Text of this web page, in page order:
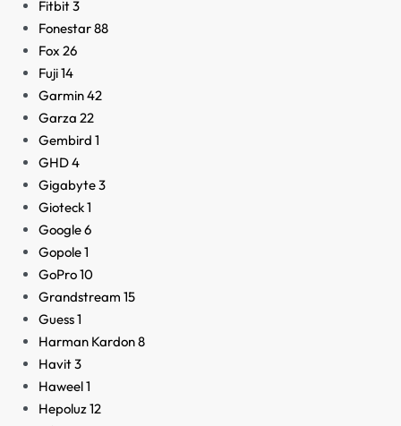
Fitbit3
Fonestar88
Fox 26
Fuji14
Garmin42
Garza 22
Gembird 1
GHD4
Gigabyte3
Gioteck1
Google6
Gopole1
GoPro10
Grandstream 15
Guess1
Harman Kardon8
Havit3
Haweel1
Hepoluz12